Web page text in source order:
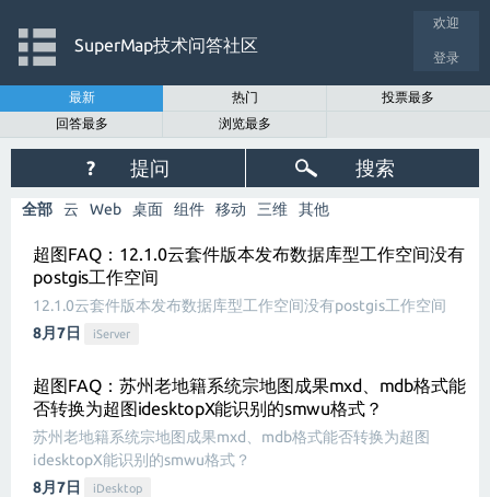
欢迎
登录
SuperMap技术问答社区
最新 热门
投票最多
回答最多
浏览最多
? 提问 搜索
全部 云 Web 桌面 组件 移动 三维 其他
超图FAQ：12.1.0云套件版本发布数据库型工作空间没有
postgis工作空间
12.1.0云套件版本发布数据库型工作空间没有postgis工作空间
8月7日
iServer
超图FAQ：苏州老地籍系统宗地图成果mxd、mdb格式能
否转换为超图idesktopX能识别的smwu格式？
苏州老地籍系统宗地图成果mxd、mdb格式能否转换为超图
idesktopX能识别的smwu格式？
8月7日
iDesktop